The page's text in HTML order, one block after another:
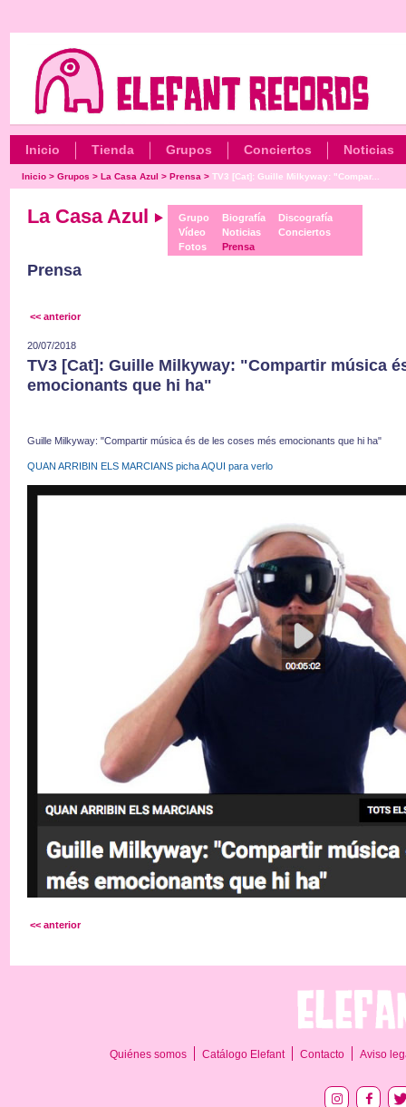
Inicio Tienda Grupos Conciertos Noticias
Inicio> Grupos > La Casa Azul > Prensa > TV3 [Cat]: Guille Milkyway: "Compar...
La Casa Azul
Grupo
Vídeo
Fotos
Biografía
Noticias
Prensa
Discografía
Conciertos
Prensa
<< anterior
20/07/2018
TV3 [Cat]: Guille Milkyway: "Compartir música
emocionants que hi ha"
Guille Milkyway: "Compartir música és de les coses més emocionants que hi ha"
QUAN ARRIBIN ELS MARCIANS picha AQUI para verlo
<< anterior
Quiénes somos Catálogo Elefant Contacto Aviso